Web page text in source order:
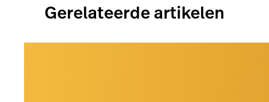
Gerelateerde artikelen